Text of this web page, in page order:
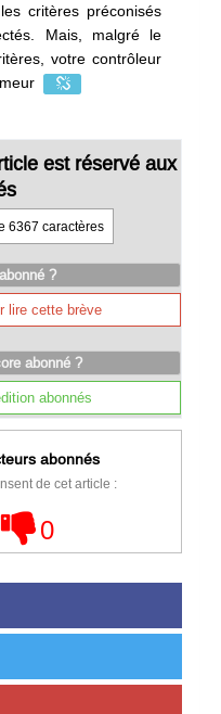
critères préconisés
Mais, malgré le
votre contrôleur
est réservé aux
6367 caractères
?
lire cette brève
abonné ?
abonnés
abonnés
de cet article :
0